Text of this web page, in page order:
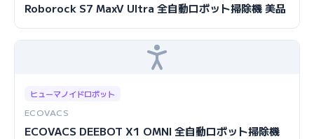
Roborock S7 MaxV Ultra 全自動ロボット掃除機 美品
ヒューマノイドロボット
ECOVACS
ECOVACS DEEBOT X1 OMNI 全自動ロボット掃除機